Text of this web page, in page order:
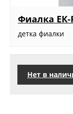
Фиалка ЕК-
детка фиалки
Нет в